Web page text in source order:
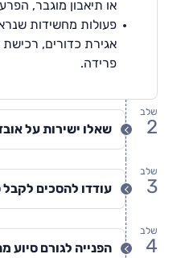
או תיאבון מוגבר,
פעולות מחשידות
אגירת כדורים, רכישת
פרידה.
שלב
2 שאלו ישירות על
שלב
3 עודדו להסכים לקבל
שלב
4 הפנייה לגורם סיוע